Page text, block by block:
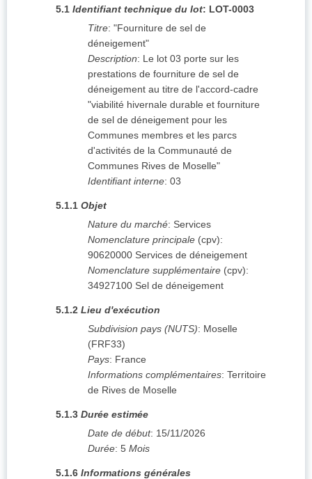
5.1 Identifiant technique du lot: LOT-0003
Titre: "Fourniture de sel de
déneigement"
Description: Le lot 03 porte sur les
prestations de fourniture de sel de
déneigement au titre de l'accord-cadre
"viabilité hivernale durable et fourniture
de sel de déneigement pour les
Communes membres et les parcs
d'activités de la Communauté de
Communes Rives de Moselle"
Identifiant interne: 03
5.1.1 Objet
Nature du marché: Services
Nomenclature principale (cpv):
90620000 Services de déneigement
Nomenclature supplémentaire (cpv):
34927100 Sel de déneigement
5.1.2 Lieu d'exécution
Subdivision pays (NUTS): Moselle
(FRF33)
Pays: France
Informations complémentaires: Territoire
de Rives de Moselle
5.1.3 Durée estimée
Date de début: 15/11/2026
Durée: 5 Mois
5.1.6 Informations générales